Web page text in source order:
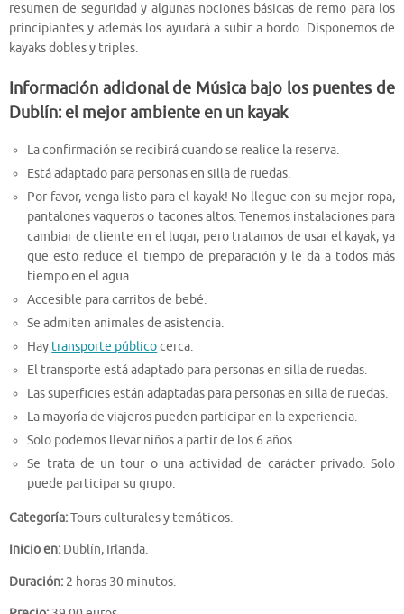
resumen de seguridad y algunas nociones básicas de remo para los
principiantes y además los ayudará a subir a bordo. Disponemos de
kayaks dobles y triples.
Información adicional de Música bajo los puentes de
Dublín: el mejor ambiente en un kayak
La confirmación se recibirá cuando se realice la reserva.
Está adaptado para personas en silla de ruedas.
Por favor, venga listo para el kayak! No llegue con su mejor ropa,
pantalones vaqueros o tacones altos. Tenemos instalaciones para
cambiar de cliente en el lugar, pero tratamos de usar el kayak, ya
que esto reduce el tiempo de preparación y le da a todos más
tiempo en el agua.
Accesible para carritos de bebé.
Se admiten animales de asistencia.
Hay transporte públicocerca.
El transporte está adaptado para personas en silla de ruedas.
Las superficies están adaptadas para personas en silla de ruedas.
La mayoría de viajeros pueden participar en la experiencia.
Solo podemos llevar niños a partir de los 6 años.
Se trata de un tour o una actividad de carácter privado. Solo
puede participar su grupo.
Categoría:Tours culturales y temáticos.
Inicio en: Dublín, Irlanda.
Duración: 2 horas 30 minutos.